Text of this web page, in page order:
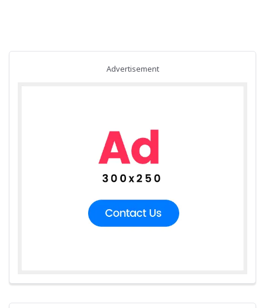
Advertisement